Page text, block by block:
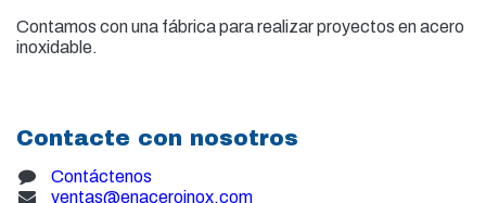
Contamos con una fábrica para realizar proyectos en acero
inoxidable.
Contacte con nosotros
Contáctenos
ventas@enaceroinox.com